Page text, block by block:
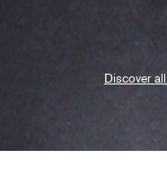
Discover